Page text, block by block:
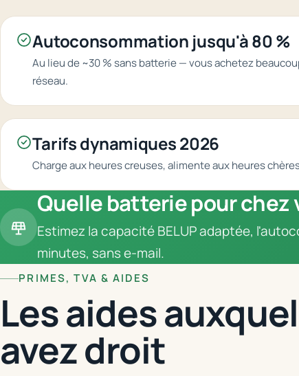
Autoconsommation jusqu'à 80 %
Au lieu de ~30 % sans batterie — vous achetez
réseau.
Tarifs dynamiques 2026
Charge aux heures creuses, alimente aux heures
Quelle batterie pour chez
Estimez la capacité BELUP adaptée,
minutes, sans e-mail.
PRIMES, TVA & AIDES
Les aides
avez droit